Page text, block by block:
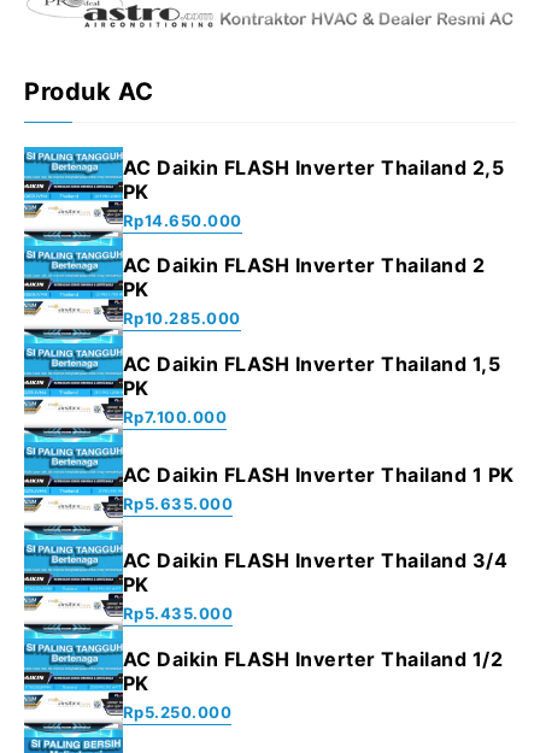
Produk AC
AC Daikin FLASH Inverter Thailand 2,5
PK
Rp14.650.000
AC Daikin FLASH Inverter Thailand 2
PK
Rp10.285.000
AC Daikin FLASH Inverter Thailand 1,5
PK
Rp7.100.000
AC Daikin FLASH Inverter Thailand 1 PK
Rp5.635.000
AC Daikin FLASH Inverter Thailand 3/4
PK
Rp5.435.000
AC Daikin FLASH Inverter Thailand 1/2
PK
Rp5.250.000